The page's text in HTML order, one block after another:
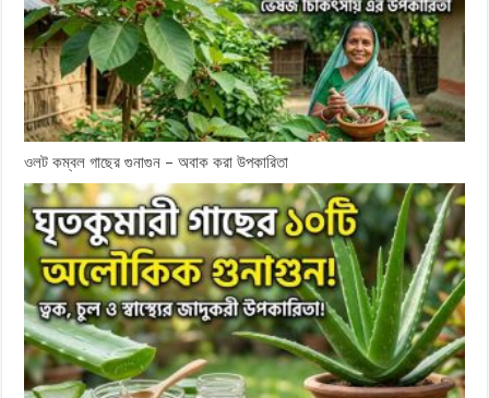
ওলট কম্বল গাছের গুনাগুন – অবাক করা উপকারিতা